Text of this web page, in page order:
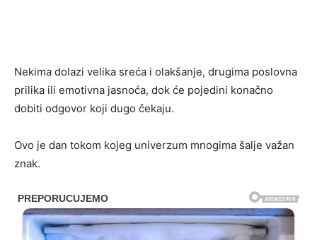
Nekima dolazi velika sreća i olakšanje, drugima poslovna
prilika ili emotivna jasnoća, dok će pojedini konačno
dobiti odgovor koji dugo čekaju.
Ovo je dan tokom kojeg univerzum mnogima šalje važan
znak.